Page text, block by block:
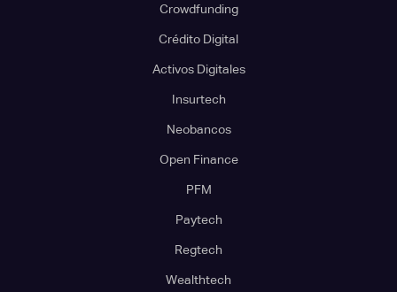
Crowdfunding
Crédito Digital
Activos Digitales
Insurtech
Neobancos
Open Finance
PFM
Paytech
Regtech
Wealthtech